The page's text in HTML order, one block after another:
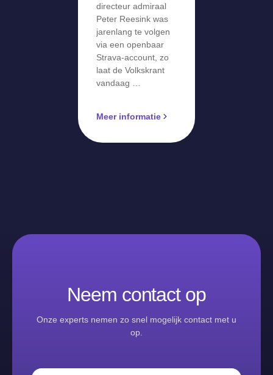
directeur admiraal
Peter Reesink was
jarenlang te volgen
via een openbaar
Strava-account, zo
laat de Volkskrant
vandaag …
Meer informatie
Neem contact op
Onze experts nemen zo snel mogelijk contact met u
op.